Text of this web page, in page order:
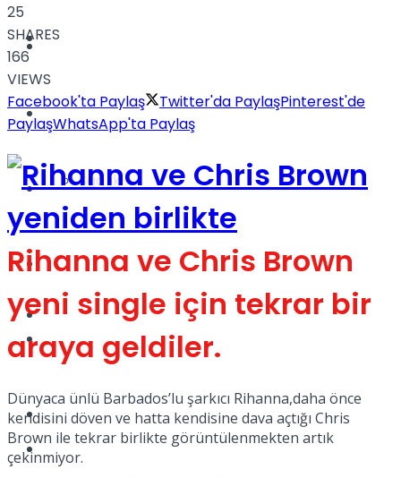
Yaşam
Sağlık
TV
Kadınca
Dünya
Türkiye
Müzik
Sinema
Tatil
Spor
25
SHARES
166
VIEWS
Facebook'ta Paylaş
Twitter'da PaylaşPinterest'de
PaylaşWhatsApp'ta Paylaş
Rihanna ve Chris Brown
yeni single için tekrar bir
araya geldiler.
Dünyaca ünlü Barbados’lu şarkıcı Rihanna,daha önce
kendisini döven ve hatta kendisine dava açtığı Chris
Brown ile tekrar birlikte görüntülenmekten artık
çekinmiyor.